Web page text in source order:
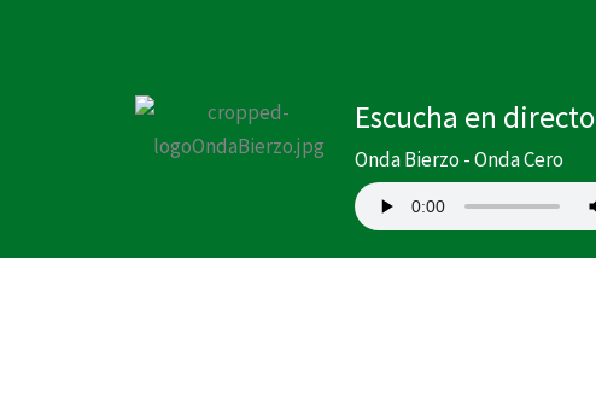
Escucha en directo
Onda Bierzo - Onda Cero